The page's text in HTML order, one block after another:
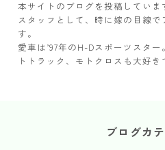
本サイトのブログを投稿していま
スタッフとして、時に嫁の目線
す。
愛車は’97年のH-Dスポーツスタ
トトラック、モトクロスも大好き
ブログカ